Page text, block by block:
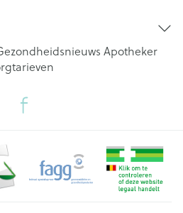
Apotheker